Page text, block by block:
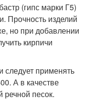
(гипс марки Г5)
Прочность изделий
но при добавлении
кирпичи
следует применять
А в качестве
речной песок.